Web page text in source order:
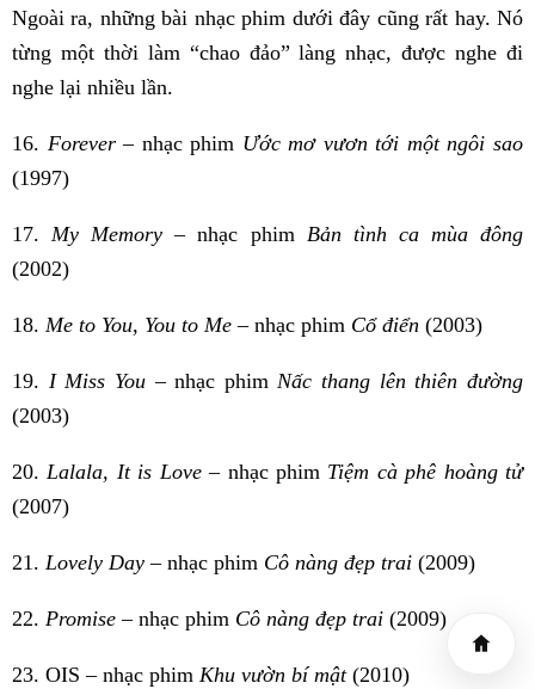
Ngoài ra, những bài nhạc phim dưới đây cũng rất hay. Nó
từng một thời làm “chao đảo” làng nhạc, được nghe đi
nghe lại nhiều lần.
16. Forever– nhạc phim Ước mơ vươn tới một ngôi sao
(1997)
17. My Memory – nhạc phim Bản tình ca mùa đông
(2002)
18. Me to You, You to Me – nhạc phim Cổ điển (2003)
19. I Miss You– nhạc phim Nấc thang lên thiên đường
(2003)
20. Lalala, It is Love– nhạc phim Tiệm cà phê hoàng tử
(2007)
21. Lovely Day – nhạc phim Cô nàng đẹp trai (2009)
22. Promise – nhạc phim Cô nàng đẹp trai (2009)
23. OIS – nhạc phim Khu vườn bí mật(2010)